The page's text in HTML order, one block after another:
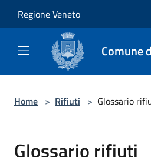
Regione Veneto
Comune
Home > Rifiuti > Glossario
Glossario rifiuti